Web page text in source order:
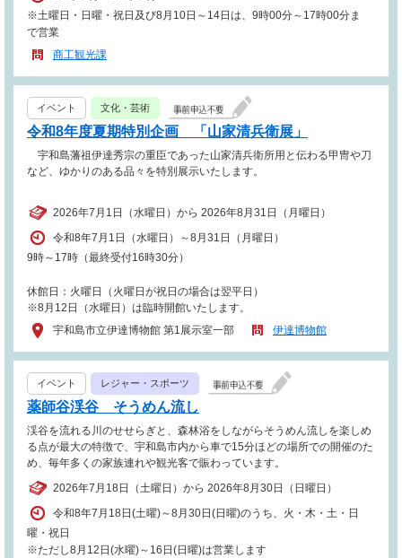
※土曜日・日曜・祝日及び8月10日～14日は、9時00分～17時00分ま
で営業
商工観光課
イベント 文化・芸術
令和8年度夏期特別企画 「山家清兵衛展」
宇和島藩祖伊達秀宗の重臣であった山家清兵衛所用と伝わる甲冑や刀
など、ゆかりのある品々を特別展示いたします。
2026年7月1日（水曜日）から 2026年8月31日（月曜日）
令和8年7月1日（水曜日）～8月31日（月曜日）
9時～17時（最終受付16時30分）
休館日：火曜日（火曜日が祝日の場合は翌平日）
※8月12日（水曜日）は臨時開館いたします。
宇和島市立伊達博物館 第1展示室一部
伊達博物館
イベント レジャー・スポーツ
薬師谷渓谷 そうめん流し
渓谷を流れる川のせせらぎと、森林浴をしながらそうめん流しを楽しめ
る点が最大の特徴で、宇和島市内から車で15分ほどの場所での開催のた
め、毎年多くの家族連れや観光客で賑わっています。
2026年7月18日（土曜日）から 2026年8月30日（日曜日）
令和8年7月18日(土曜)～8月30日(日曜)のうち、火・木・土・日
曜・祝日
※ただし8月12日(水曜)～16日(日曜)は営業します